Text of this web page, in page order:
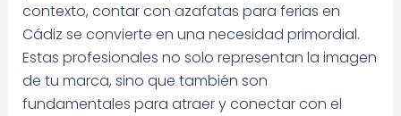
contexto, contar con azafatas para ferias en
Cádiz se convierte en una necesidad primordial.
Estas profesionales no solo representan la imagen
de tu marca, sino que también son
fundamentales para atraer y conectar con el